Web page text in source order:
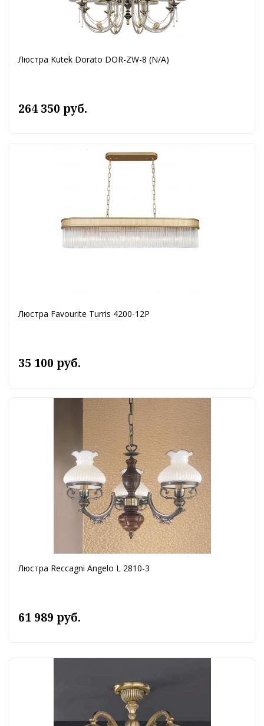
Люстра Kutek Dorato DOR-ZW-8 (N/A)
264 350 руб.
Люстра Favourite Turris 4200-12P
35 100 руб.
Люстра Reccagni Angelo L 2810-3
61 989 руб.